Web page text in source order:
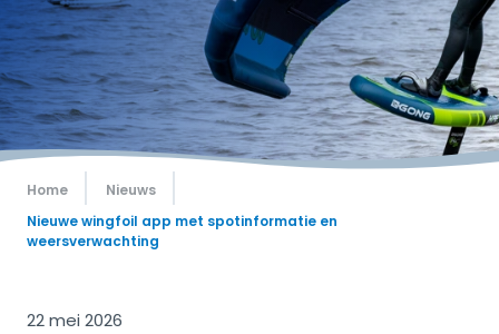
Home
Nieuws
Nieuwe wingfoil app met spotinformatie en
weersverwachting
22 mei 2026